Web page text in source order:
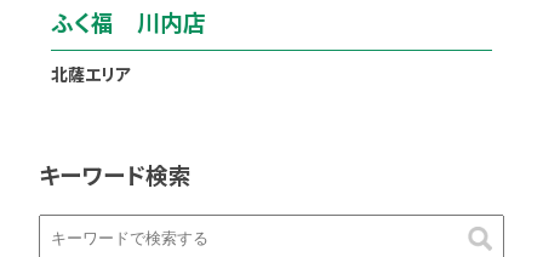
ふく福 川内店
北薩エリア
キーワード検索